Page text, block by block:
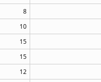
8
10
15
15
12